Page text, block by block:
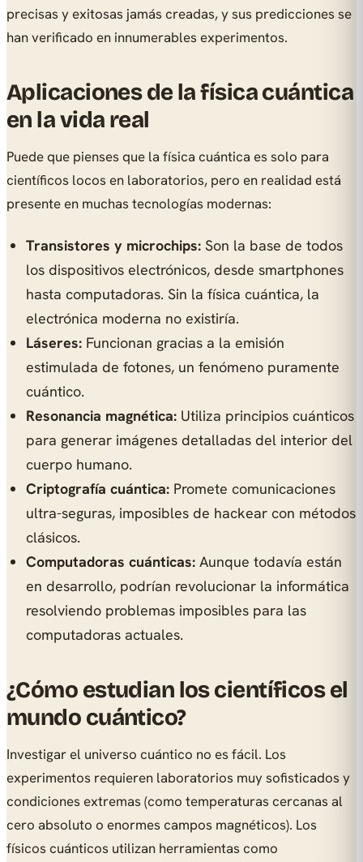
precisas y exitosas jamás creadas, y sus predicciones se
han verificado en innumerables experimentos.
Aplicaciones de la física cuántica
en la vida real
Puede que pienses que la física cuántica es solo para
científicos locos en laboratorios, pero en realidad está
presente en muchas tecnologías modernas:
Transistores y microchips: Son la base de todos
los dispositivos electrónicos, desde smartphones
hasta computadoras. Sin la física cuántica, la
electrónica moderna no existiría.
Láseres: Funcionan gracias a la emisión
estimulada de fotones, un fenómeno puramente
cuántico.
Resonancia magnética: Utiliza principios cuánticos
para generar imágenes detalladas del interior del
cuerpo humano.
Criptografía cuántica: Promete comunicaciones
ultra-seguras, imposibles de hackear con métodos
clásicos.
Computadoras cuánticas: Aunque todavía están
en desarrollo, podrían revolucionar la informática
resolviendo problemas imposibles para las
computadoras actuales.
¿Cómo estudian los científicos el
mundo cuántico?
Investigar el universo cuántico no es fácil. Los
experimentos requieren laboratorios muy sofisticados y
condiciones extremas (como temperaturas cercanas al
cero absoluto o enormes campos magnéticos). Los
físicos cuánticos utilizan herramientas como